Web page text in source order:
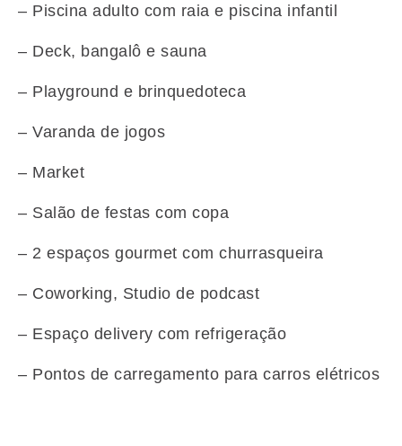
– Piscina adulto com raia e piscina infantil
– Deck, bangalô e sauna
– Playground e brinquedoteca
– Varanda de jogos
– Market
– Salão de festas com copa
– 2 espaços gourmet com churrasqueira
– Coworking, Studio de podcast
– Espaço delivery com refrigeração
– Pontos de carregamento para carros elétricos